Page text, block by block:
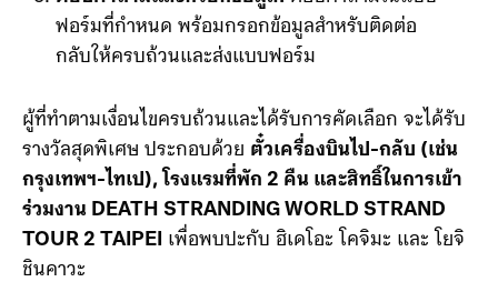
ฟอร์มที่กำหนด พร้อมกรอกข้อมูลสำหรับติดต่อ
กลับให้ครบถ้วนและส่งแบบฟอร์ม
ผู้ที่ทำตามเงื่อนไขครบถ้วนและได้รับการคัดเลือก จะได้รับ
รางวัลสุดพิเศษ ประกอบด้วย ตั๋วเครื่องบินไป-กลับ (เช่น
กรุงเทพฯ-ไทเป), โรงแรมที่พัก 2 คืน และสิทธิ์ในการเข้า
ร่วมงาน DEATH STRANDING WORLD STRAND
TOUR 2 TAIPEI เพื่อพบปะกับ ฮิเดโอะ โคจิมะ และ โยจิ
ชินคาวะ